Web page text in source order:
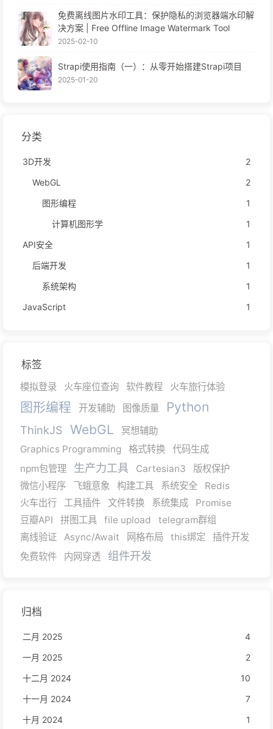
免费离线图片水印工具：保护隐私的浏览器端水印解
决方案 | Free Offline Image Watermark Tool
2025-02-10
Strapi使用指南（一）：从零开始搭建Strapi项目
2025-01-20
分类
3D开发
2
WebGL
2
图形编程
1
计算机图形学
1
API安全
1
后端开发
1
系统架构
1
JavaScript
1
标签
模拟登录 火车座位查询 软件教程 火车旅行体验
图形编程 开发辅助 图像质量 Python
ThinkJS WebGL
冥想辅助
Graphics Programming
格式转换
代码生成
npm包管理
生产力工具 Cartesian3
版权保护
微信小程序
飞蛾意象 构建工具 系统安全
Redis
火车出行
工具插件 文件转换 系统集成
Promise
豆瓣API
拼图工具 file upload
telegram群组
离线验证
Async/Await 网格布局 this绑定
插件开发
免费软件
内网穿透 组件开发
归档
二月 2025
4
一月 2025
2
十二月 2024
10
十一月 2024
7
十月 2024
1